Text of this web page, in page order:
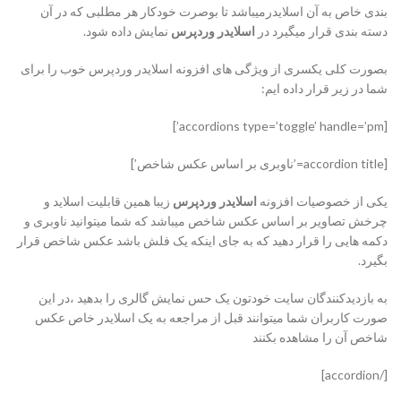
بندی خاص به آن اسلایدرمیباشد تا بوصرت خودکار هر مطلبی که در آن
دسته بندی قرار میگیرد در اسلایدر وردپرس نمایش داده شود.
بصورت کلی یکسری از ویژگی های افزونه اسلایدر وردپرس خوب را برای
شما در زیر قرار داده ایم:
[accordions type=’toggle’ handle=’pm’]
[accordion title=’ناوبری بر اساس عکس شاخص’]
یکی از خصوصیات افزونه اسلایدر وردپرس زیبا همین قابلیت اسلاید و
چرخش تصاویر بر اساس عکس شاخص میباشد که شما میتوانید ناوبری و
دکمه هایی را قرار دهید که به جای اینکه یک فلش باشد عکس شاخص قرار
بگیرد.
به بازدیدکنندگان سایت خودتون یک حس نمایش گالری را بدهید ،‌در این
صورت کاربران شما میتوانند قبل از مراجعه به یک اسلایدر خاص عکس
شاخص آن را مشاهده بکنند
[/accordion]